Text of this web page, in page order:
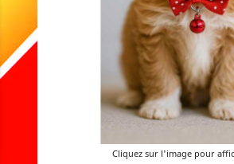
Cliquez sur l'image pour